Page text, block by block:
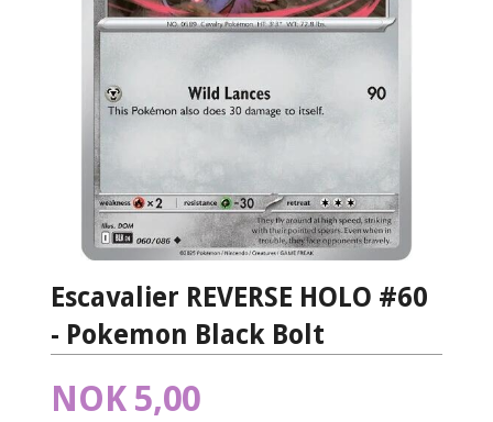
Escavalier REVERSE HOLO #60
- Pokemon Black Bolt
Pris
NOK 5,00